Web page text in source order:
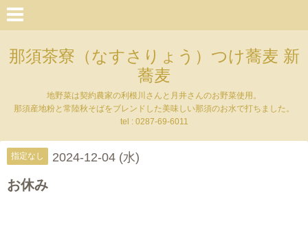
那須茶寮（なすさりょう）つけ蕎麦 新
蕎麦
地野菜は契約農家の利根川さんと月井さんのお野菜使用。
那須産地粉と常陸秋そばをブレンドした美味しい那須のお水で打ちました。
tel : 0287-69-6011
指定なし 2024-12-04 (水)
お休み